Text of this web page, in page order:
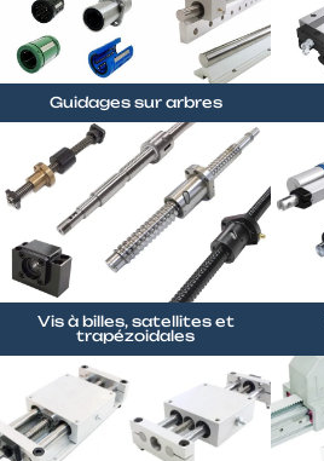
Guidages sur arbres
Vis à billes, satellites et
trapézoidales